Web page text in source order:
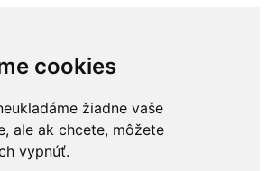
cookies
žiadne vaše
ale ak chcete, môžete
vypnúť.